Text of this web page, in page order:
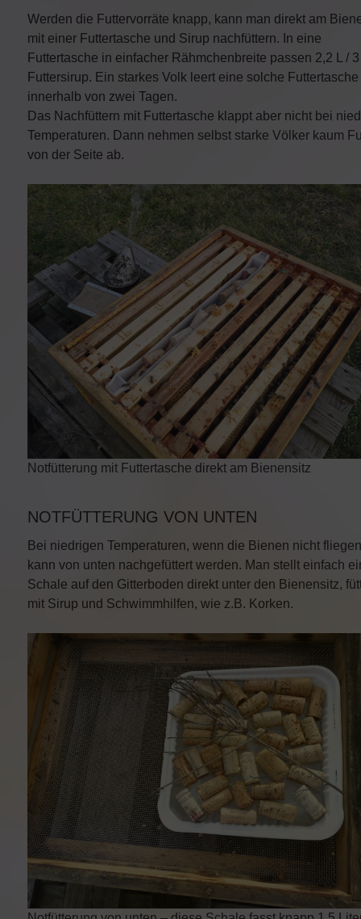
Werden die Futtervorräte knapp, kann man direkt am
mit einer Futtertasche und Sirup nachfüttern. In eine
Futtertasche in einfacher Rähmchenbreite passen 2,2 L /
Futtersirup. Ein starkes Volk leert eine solche Futtertasche
innerhalb von zwei Tagen.
Das Nachfüttern mit Futtertasche klappt aber nicht bei
Temperaturen. Dann nehmen selbst starke Völker kaum
von der Seite ab.
Notfütterung mit Futtertasche direkt am Bienensitz
NOTFÜTTERUNG VON UNTEN
Bei niedrigen Temperaturen, wenn die Bienen nicht
kann von unten nachgefüttert werden. Man stellt einfach
Schale auf den Gitterboden direkt unter den Bienensitz,
mit Sirup und Schwimmhilfen, wie z.B. Korken.